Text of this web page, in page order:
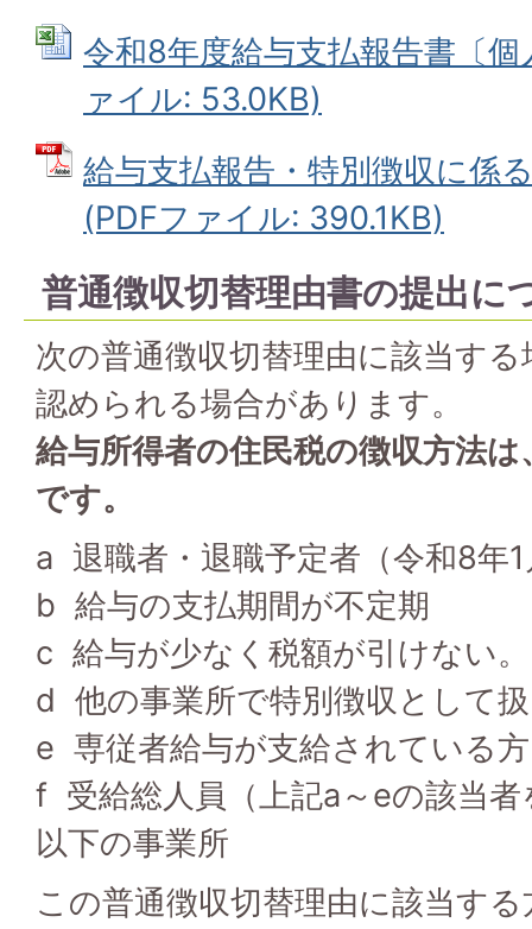
令和8年度給与支払報告書〔
ァイル: 53.0KB)
給与支払報告・特別徴収に係
(PDFファイル: 390.1KB)
普通徴収切替理由書の提出に
次の普通徴収切替理由に該当す
認められる場合があります。
給与所得者の住民税の徴収方法
です。
a 退職者・退職予定者（令和8年
b 給与の支払期間が不定期
c 給与が少なく税額が引けない。
d 他の事業所で特別徴収として
e 専従者給与が支給されている
f 受給総人員（上記a～eの該当
以下の事業所
この普通徴収切替理由に該当す